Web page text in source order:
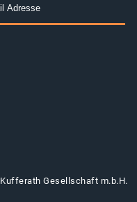
Kufferath Gesellschaft m.b.H.